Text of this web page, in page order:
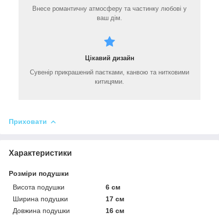
Внесе романтичну атмосферу та частинку любові у
ваш дім.
Цікавий дизайн
Сувенір прикрашений паєтками, канвою та нитковими
китицями.
Приховати
Характеристики
Розміри подушки
Висота подушки
6 см
Ширина подушки
17 см
Довжина подушки
16 см